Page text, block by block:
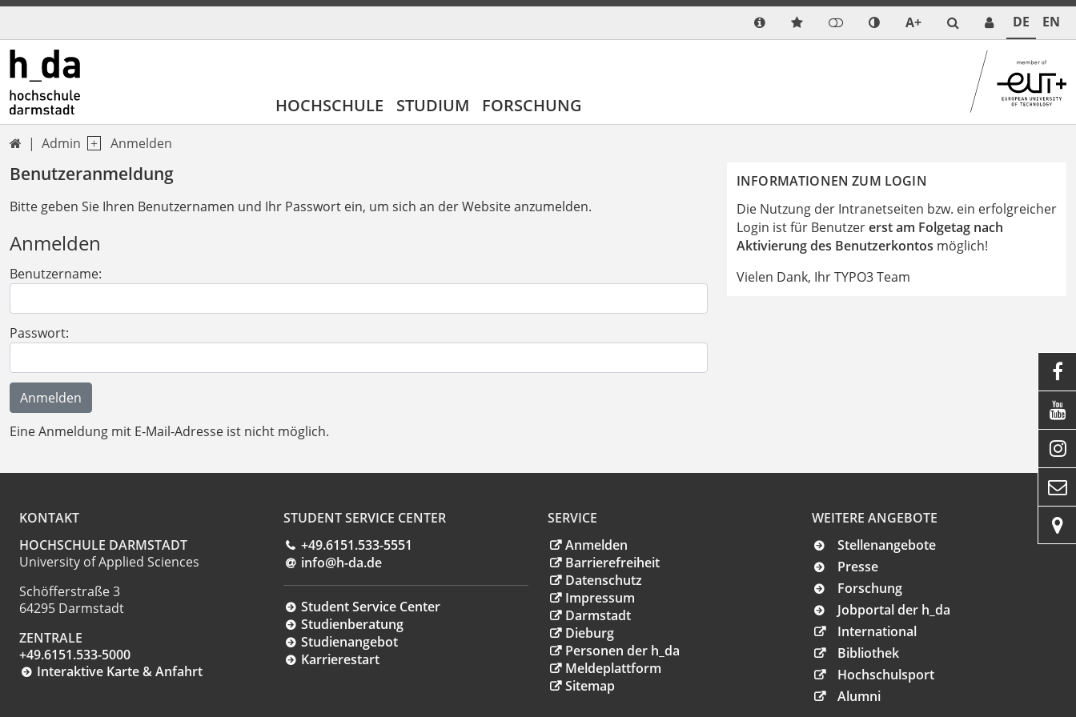
A+ DE EN
HOCHSCHULE STUDIUM FORSCHUNG
 Admin Anmelden
Benutzeranmeldung
Bitte geben Sie Ihren Benutzernamen und Ihr Passwort ein, um sich an der Website anzumelden.
Anmelden
Benutzername:
Passwort:
Eine Anmeldung mit E-Mail-Adresse ist nicht möglich.
INFORMATIONEN ZUM LOGIN
Die Nutzung der Intranetseiten bzw. ein erfolgreicher
Login ist für Benutzererst am Folgetag nach
Aktivierung des Benutzerkontos möglich!
Vielen Dank, Ihr TYPO3 Team
KONTAKT
HOCHSCHULE DARMSTADT
University of Applied Sciences
Schöfferstraße 3
64295 Darmstadt
ZENTRALE
+49.6151.533-5000
Interaktive Karte & Anfahrt
STUDENT SERVICE CENTER
+49.6151.533-5551
info@h-da.de
Student Service Center
Studienberatung
Studienangebot
Karrierestart
SERVICE
Anmelden
Barrierefreiheit
Datenschutz
Impressum
Darmstadt
Dieburg
Personen der h_da
Meldeplattform
Sitemap
WEITERE ANGEBOTE
Stellenangebote
Presse
Forschung
Jobportal der h_da
International
Bibliothek
Hochschulsport
Alumni




